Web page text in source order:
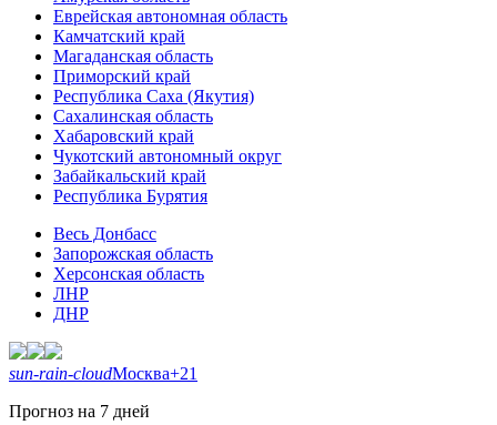
Еврейская автономная область
Камчатский край
Магаданская область
Приморский край
Республика Саха (Якутия)
Сахалинская область
Хабаровский край
Чукотский автономный округ
Забайкальский край
Республика Бурятия
Весь Донбасс
Запорожская область
Херсонская область
ЛНР
ДНР
sun-rain-cloudМосква+21
Прогноз на 7 дней